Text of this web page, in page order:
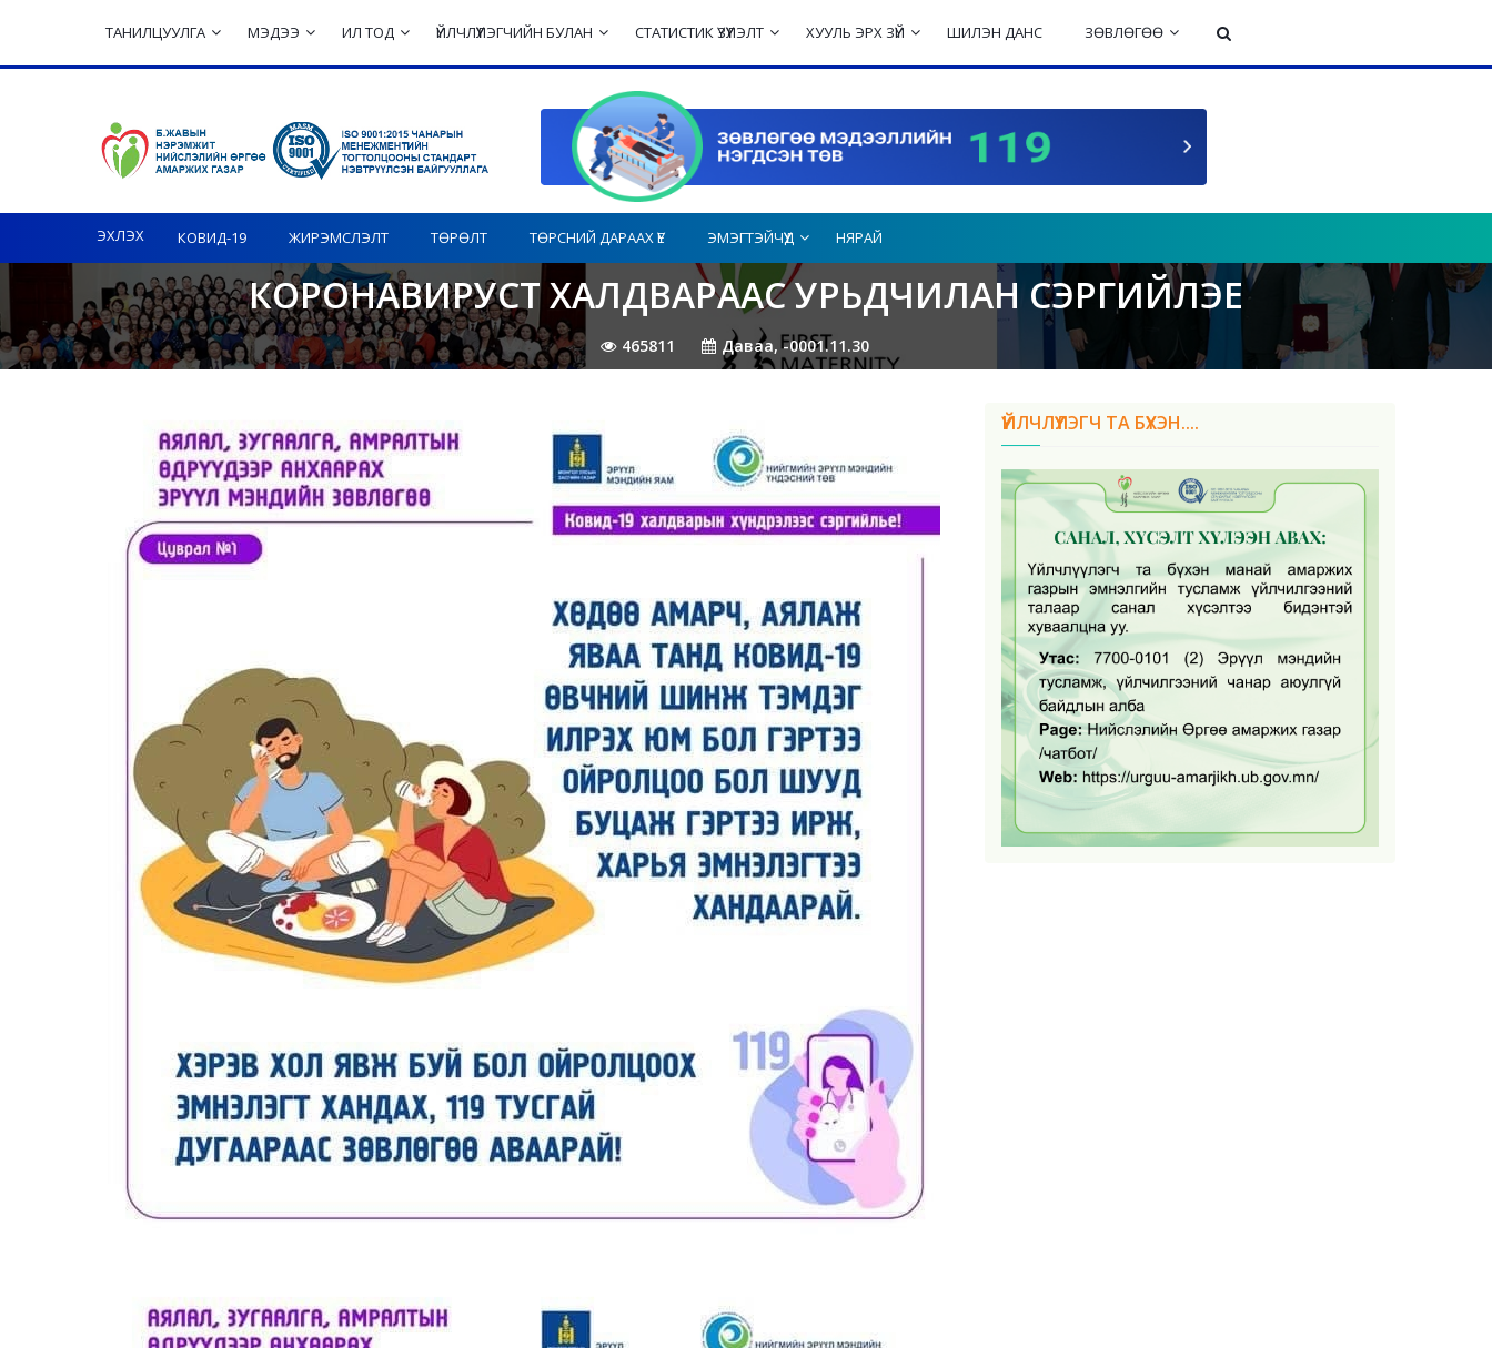
ТАНИЛЦУУЛГА МЭДЭЭ ИЛ ТОД ҮЙЛЧЛҮҮЛЭГЧИЙН БУЛАН СТАТИСТИК ҮЗҮҮЛЭЛТ ХУУЛЬ ЭРХ ЗҮЙ ШИЛЭН ДАНС ЗӨВЛӨГӨӨ
Toggle navigation
ЭХЛЭХ КОВИД-19 ЖИРЭМСЛЭЛТ ТӨРӨЛТ ТӨРСНИЙ ДАРААХ ҮЕ ЭМЭГТЭЙЧҮҮД НЯРАЙ
КОРОНАВИРУСТ ХАЛДВАРААС УРЬДЧИЛАН СЭРГИЙЛЭЕ
465811 Даваа, -0001.11.30
ҮЙЛЧЛҮҮЛЭГЧ ТА БҮХЭН....